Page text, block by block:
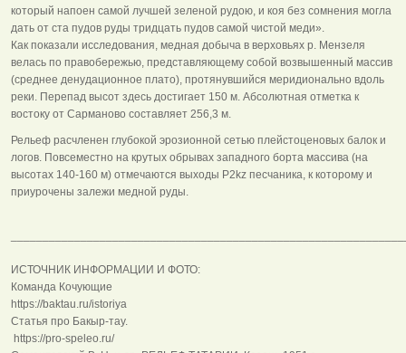
который напоен самой лучшей зеленой рудою, и коя без сомнения могла
дать от ста пудов руды тридцать пудов самой чистой меди».
Как показали исследования, медная добыча в верховьях р. Мензеля
велась по правобережью, представляющему собой возвышенный массив
(среднее денудационное плато), протянувшийся меридионально вдоль
реки. Перепад высот здесь достигает 150 м. Абсолютная отметка к
востоку от Сарманово составляет 256,3 м.
Рельеф расчленен глубокой эрозионной сетью плейстоценовых балок и
логов. Повсеместно на крутых обрывах западного борта массива (на
высотах 140-160 м) отмечаются выходы P2kz песчаника, к которому и
приурочены залежи медной руды.
ИСТОЧНИК ИНФОРМАЦИИ И ФОТО:
Команда Кочующие
https://baktau.ru/istoriya
Статья про Бакыр-тау.
https://pro-speleo.ru/